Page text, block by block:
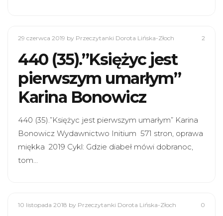
29 czerwca 2019 by Przeczytanki Dorota Lińska-Złoch 2
440 (35).”Księżyc jest
pierwszym umarłym”
Karina Bonowicz
440 (35).”Księżyc jest pierwszym umarłym” Karina
Bonowicz Wydawnictwo Initium 571 stron, oprawa
miękka 2019 Cykl: Gdzie diabeł mówi dobranoc,
tom…
10 listopada 2018 by Przeczytanki Dorota Lińska-Złoch 0